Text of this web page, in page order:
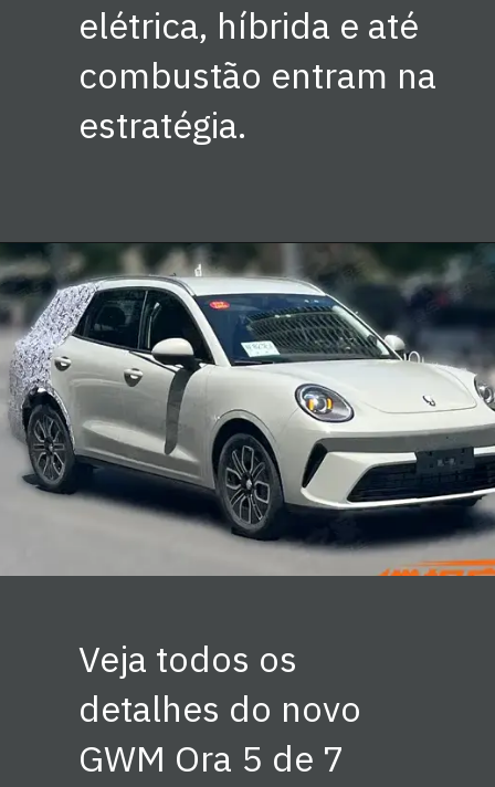
elétrica, híbrida e até
combustão entram na
Veja todos os
detalhes do novo
GWM Ora 5 de 7